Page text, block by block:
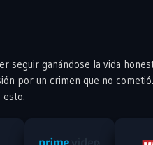
seguir ganándose la vida
por un crimen que no
esto.